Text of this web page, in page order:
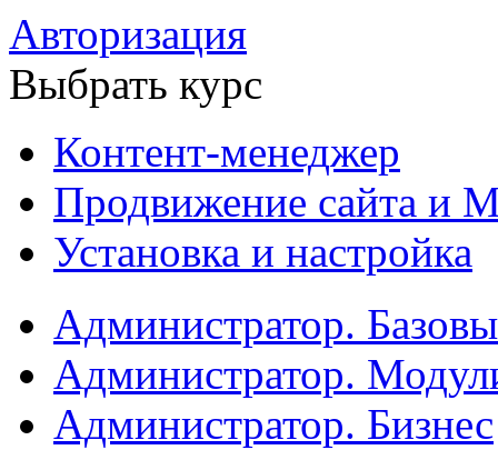
Авторизация
Выбрать курс
Контент-менеджер
Продвижение сайта и
Установка и настройка
Администратор.
Администратор.
Администратор. Бизнес